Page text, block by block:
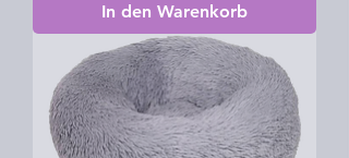
In den Warenkorb